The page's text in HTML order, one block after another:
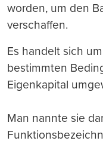
worden, um den
verschaffen.
Es handelt sich
bestimmten
Eigenkapital
Man nannte sie